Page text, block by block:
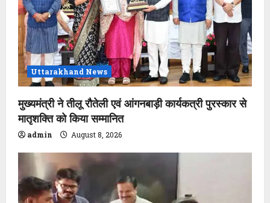
Uttarakhand News
मुख्यमंत्री ने तीलू रौतेली एवं आंगनबाड़ी कार्यकत्री पुरस्कार से
मातृशक्ति को किया सम्मानित
admin August 8, 2026